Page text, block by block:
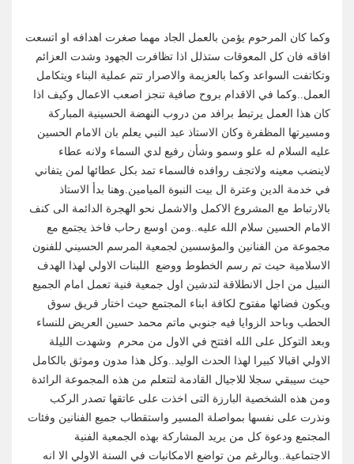
وكما كان المرحوم يؤمن بالعمل الجاد مهما صغرت اهدافه او اتسعت
افاقه فان كل المعوقات ستذلل اذا تظافرت الجهود وشدت العزائم
وتكاتفت السواعد وكما بالعزيمة والاصرار تتم عملية البناء ويتكامل
العمل..وكما في الاقدام بروح صافية تنجز اصعب الاعمال وكيف اذا
كان هذا العمل يرتبط برافد من دروب النهضة الحسينية المباركة
ومسيرتها المظفرة وكان الاستاذ عبد النبي يعلم بان الامام الحسين
عليه السلام له علو وسمو وشأن رفيع لدي السماء ولانه عطاء
لاينضب معينه ولاتجف روافده فالسماء تمد بكل عطائها لمن يتفاني
في خدمة الدين وعترة ال بيت النبوة الميامين.وهنا بدأ الاستاذ
بالارتباط مع المشروع الاكمل والاشمل نحو الهجرة الدائمة الى كنف
الامام الحسين سلام الله عليه..ومن اوسع رحاب فاخذ يجتمع مع
مجموعة من الفنانين والمؤسسين لجمعية المرسم الحسيني للفنون
الاسلامية حيث تم رسم الخطوط ووضع اللبنات الاولي لهذا الهدف
النبيل من اجل الانطلاقة لتدشين اول جمعية فنية تعمل امام الجميع
ويكون فضائها مفتوح لكافة ابناء المجتمع حيث اختار فريق سوق
الحطب وباحد الزوايا فيه جنوبي ماتم محمد حسين العريض للنساء
وبعد التوكل على الله افتتح في الاول من محرم وشهدت الليلة
الاولي اقبالا كبيرا لهذا الحدث الوليد..وكل هذا مدون وموثق بالكامل
حيث سيبقي سجلا للاجيال القادمة لتتعلم من هذه المجموعة الرائدة
ومن هذه الشخصية البارزة التى اخذت على عاتقها تصدر الركب
ونذرت على نفسها بمواصلة المسير واستقطاب جميع الفنانين وفئات
المجتمع ودعوة كل من يريد المشاركة بهذه الجمعية الفنية
الاجتماعية..وبالرغم من تواضع الامكانيات في السنة الاولي الا انه